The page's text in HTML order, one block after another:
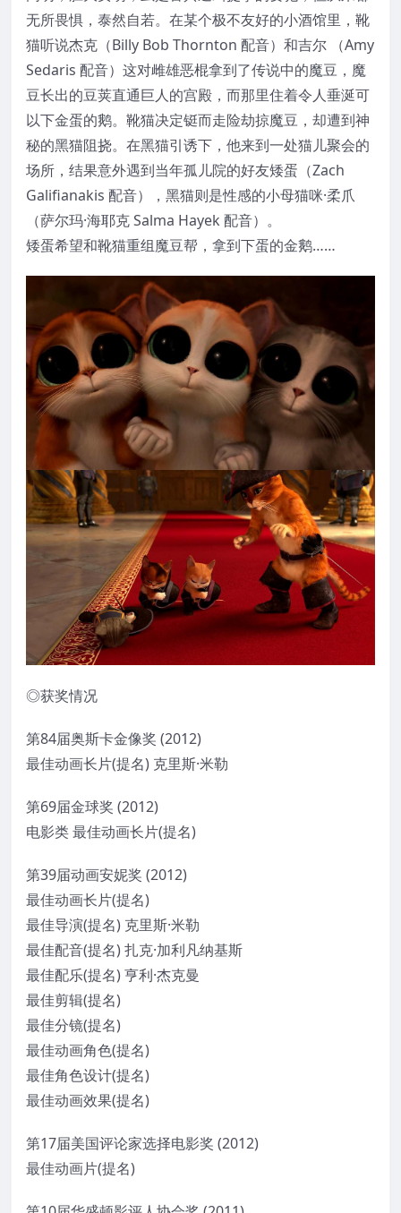
无所畏惧，泰然自若。在某个极不友好的小酒馆里，靴
猫听说杰克（Billy Bob Thornton 配音）和吉尔 （Amy
Sedaris 配音）这对雌雄恶棍拿到了传说中的魔豆，魔
豆长出的豆荚直通巨人的宫殿，而那里住着令人垂涎可
以下金蛋的鹅。靴猫决定铤而走险劫掠魔豆，却遭到神
秘的黑猫阻挠。在黑猫引诱下，他来到一处猫儿聚会的
场所，结果意外遇到当年孤儿院的好友矮蛋（Zach
Galifianakis 配音），黑猫则是性感的小母猫咪·柔爪
（萨尔玛·海耶克 Salma Hayek 配音）。
矮蛋希望和靴猫重组魔豆帮，拿到下蛋的金鹅……
◎获奖情况
第84届奥斯卡金像奖 (2012)
最佳动画长片(提名) 克里斯·米勒
第69届金球奖 (2012)
电影类 最佳动画长片(提名)
第39届动画安妮奖 (2012)
最佳动画长片(提名)
最佳导演(提名) 克里斯·米勒
最佳配音(提名) 扎克·加利凡纳基斯
最佳配乐(提名) 亨利·杰克曼
最佳剪辑(提名)
最佳分镜(提名)
最佳动画角色(提名)
最佳角色设计(提名)
最佳动画效果(提名)
第17届美国评论家选择电影奖 (2012)
最佳动画片(提名)